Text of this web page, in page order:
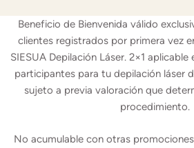
Beneficio de Bienvenida válido
clientes registrados por primera vez
SIESUA Depilación Láser. 2×1
participantes para tu depilación láser
sujeto a previa valoración que
procedimiento.
No acumulable con otras